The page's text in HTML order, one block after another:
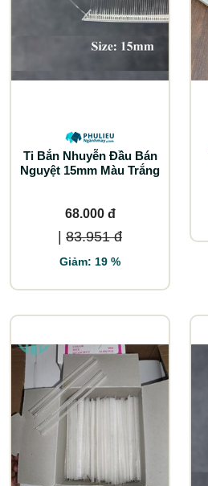
Ti Bắn Nhuyễn Đầu Bán
Nguyệt 15mm Màu Trắng
68.000 đ
83.951 đ
Giảm: 19 %